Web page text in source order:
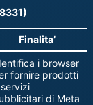
Finalita’
i browser
fornire prodotti
di Meta